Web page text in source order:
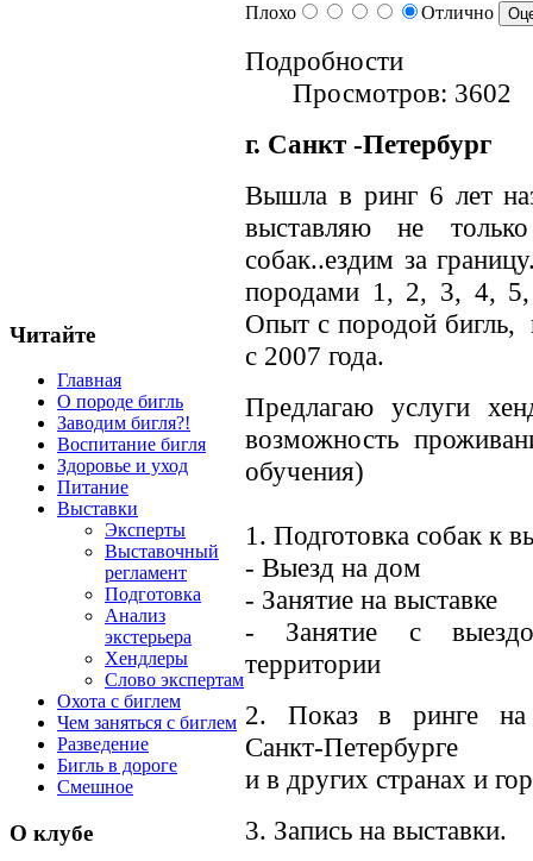
Читайте
Главная
О породе бигль
Заводим бигля?!
Воспитание бигля
Здоровье и уход
Питание
Выставки
Эксперты
Выставочный
регламент
Подготовка
Анализ
экстерьера
Хендлеры
Слово экспертам
Охота с биглем
Чем заняться с биглем
Разведение
Бигль в дороге
Смешное
О клубе
Плохо Отлично
Подробности
Просмотров: 3602
г. Санкт -Петербург
Вышла в ринг 6 лет
выставляю не
собак..ездим за
породами 1, 2, 3, 4,
Опыт с породой бигль,
с 2007 года.
Предлагаю услуги
возможность
обучения)
1. Подготовка собак к
- Выезд на дом
- Занятие на выставке
- Занятие с
территории
2. Показ в ринге на
Санкт-Петербурге
и в других странах и
3. Запись на выставки.